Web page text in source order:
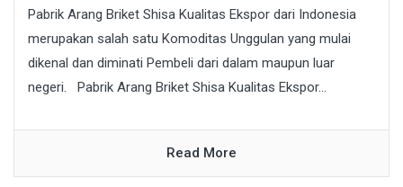
Pabrik Arang Briket Shisa Kualitas Ekspor dari Indonesia
merupakan salah satu Komoditas Unggulan yang mulai
dikenal dan diminati Pembeli dari dalam maupun luar
negeri. Pabrik Arang Briket Shisa Kualitas Ekspor...
Read More